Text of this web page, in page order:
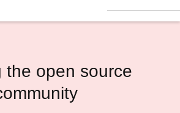
the open source